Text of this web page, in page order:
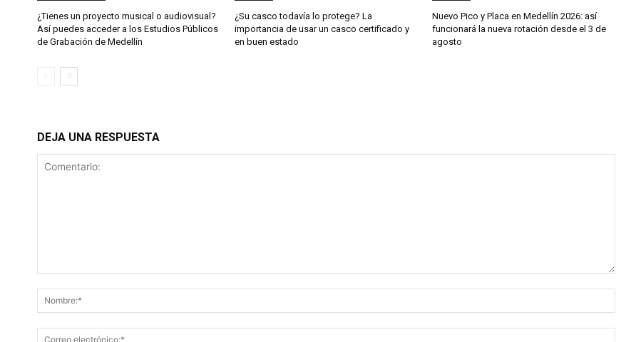
¿Tienes un proyecto musical o audiovisual?
Así puedes acceder a los Estudios Públicos
de Grabación de Medellín
¿Su casco todavía lo protege? La
importancia de usar un casco certificado y
en buen estado
Nuevo Pico y Placa en Medellín 2026: así
funcionará la nueva rotación desde el 3 de
agosto
DEJA UNA RESPUESTA